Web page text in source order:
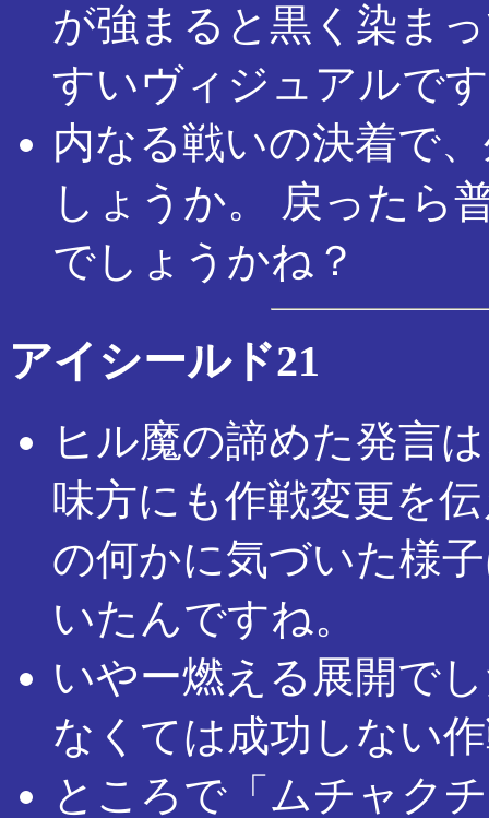
が強まると黒く染ま
すいヴィジュアルで
内なる戦いの決着で
しょうか。 戻ったら
でしょうかね？
アイシールド21
ヒル魔の諦めた発言
味方にも作戦変更を
の何かに気づいた様
いたんですね。
いやー燃える展開で
なくては成功しない
ところで「ムチャク